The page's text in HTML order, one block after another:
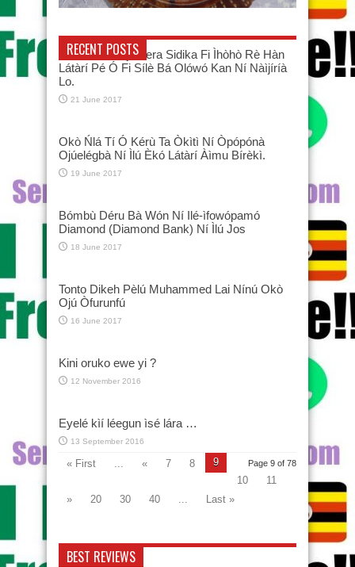
RECENT POSTS
Òrékùnrin Àtijó Vera Sidika Fi Ìhòhò Rè Hàn
Látàrí Pé Ó Fi Sílè Bá Olówó Kan Ní Nàìjíríà
Lo.
21 June 2017
Okò Ńlá Tí Ó Kérù Ta Òkìtì Ní Òpópónà
Ojúelégbà Ní Ìlú Èkó Látàrí Àìmu Bírèkì.
19 June 2017
Bómbù Déru Bà Wón Ní Ilé-ìfowópamó
Diamond (Diamond Bank) Ní Ìlú Jos
18 June 2017
Tonto Dikeh Pèlú Muhammed Lai Nínú Okò
Ojú Òfurunfú
16 June 2017
Kini oruko ewe yi ?
12 November 2016
Eyelé kìí léegun ìsé lára …
13 September 2016
Page 9 of 78
« First ... « 7 8
9
10
11
»
20 30 40 ... Last »
BEST REVIEWS